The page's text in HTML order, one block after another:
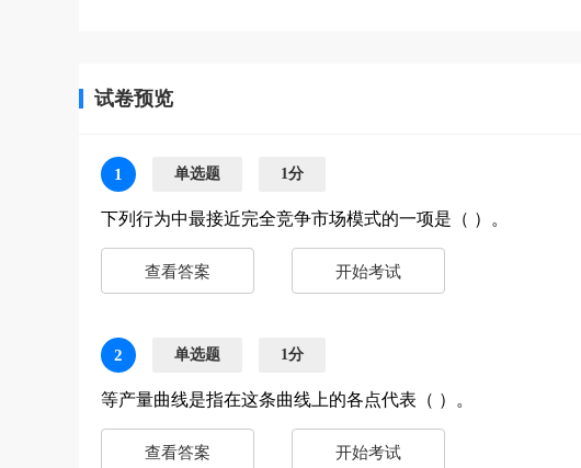
试卷预览
1 单选题 1分
下列行为中最接近完全竞争市场模式的一项是（ ）。
查看答案 开始考试
2 单选题 1分
等产量曲线是指在这条曲线上的各点代表（ ）。
查看答案 开始考试